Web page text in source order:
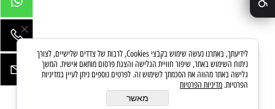
לידיעתך, באתרנו נעשה שימוש בקבצי Cookies, לרבות של צדדים שלישיים, לצורך
ניתוח השימוש באתר, שיפור חוויית הגלישה והצגת פרסום מותאם אישית. המשך
גלישה באתר מהווה את הסכמתך לשימוש זה. לפרטים נוספים ניתן לעיין במדיניות
הפרטיות. מדיניות הפרטיות
מאשר